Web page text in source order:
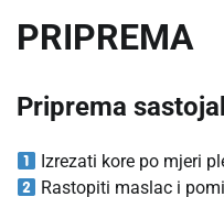
PRIPREMA
Priprema
Izrezati kore po mjeri
Rastopiti maslac i